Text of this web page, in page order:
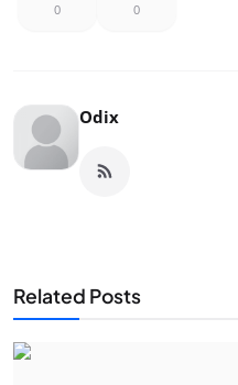
0 0
Odix
Related Posts